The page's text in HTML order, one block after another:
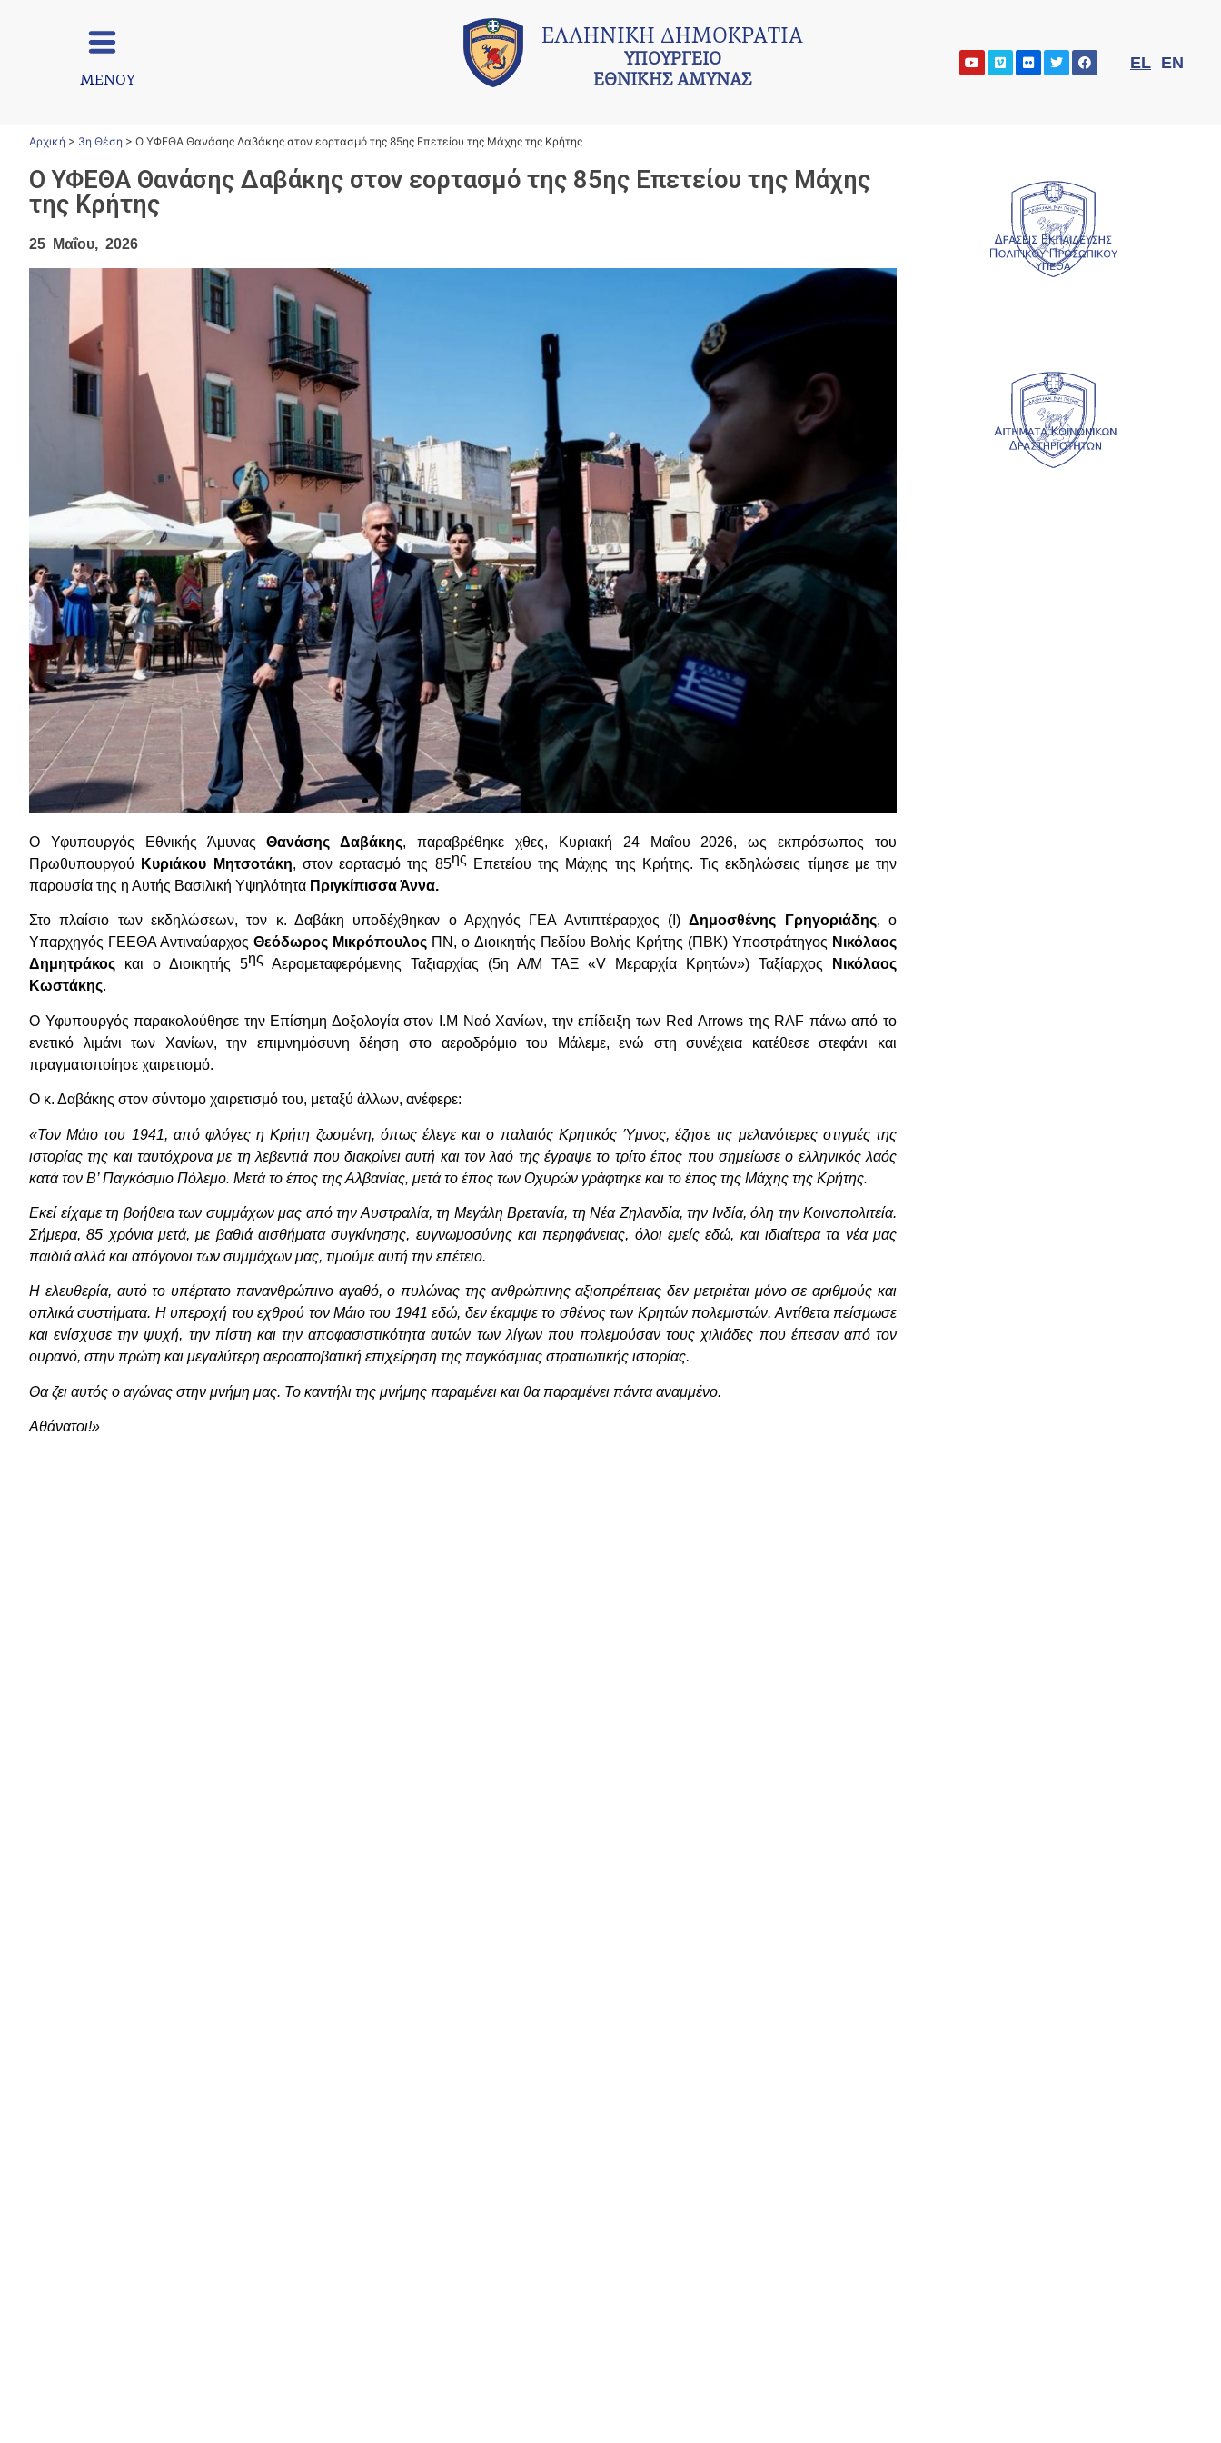
ΜΕΝΟΥ
ΕΛΛΗΝΙΚΗ ΔΗΜΟΚΡΑΤΙΑ
ΥΠΟΥΡΓΕΙΟ
ΕΘΝΙΚΗΣ ΑΜΥΝΑΣ
EL EN
Αρχική > 3η Θέση > Ο ΥΦΕΘΑ Θανάσης Δαβάκης στον εορτασμό της 85ης Επετείου της Μάχης της Κρήτης
Ο ΥΦΕΘΑ Θανάσης Δαβάκης στον εορτασμό της 85ης Επετείου της Μάχης
της Κρήτης
25 Μαΐου, 2026
Ο Υφυπουργός Εθνικής ΆμυναςΘανάσης Δαβάκης, παραβρέθηκε χθες, Κυριακή 24 Μαΐου 2026, ως εκπρόσωπος του
Πρωθυπουργού
Κυριάκου Μητσοτάκη, στον εορτασμό της 85ηςΕπετείου της Μάχης της Κρήτης. Τις εκδηλώσεις τίμησε με την
παρουσία της η Αυτής Βασιλική Υψηλότητα Πριγκίπισσα Άννα.
Στο πλαίσιο των εκδηλώσεων, τον κ. Δαβάκη υποδέχθηκαν ο Αρχηγός ΓΕΑ Αντιπτέραρχος (Ι)Δημοσθένης Γρηγοριάδης, ο
Υπαρχηγός ΓΕΕΘΑ ΑντιναύαρχοςΘεόδωρος Μικρόπουλος ΠΝ, ο Διοικητής Πεδίου Βολής Κρήτης (ΠΒΚ) Υποστράτηγος Νικόλαος
Δημητράκος και ο Διοικητής 5ης Αερομεταφερόμενης Ταξιαρχίας (5η Α/Μ ΤΑΞ «V Μεραρχία Κρητών») Ταξίαρχος
Νικόλαος
Κωστάκης.
Ο Υφυπουργός παρακολούθησε την Επίσημη Δοξολογία στον Ι.Μ Ναό Χανίων, την επίδειξη των Red Arrows της RAF πάνω από το
ενετικό λιμάνι των Χανίων, την επιμνημόσυνη δέηση στο αεροδρόμιο του Μάλεμε, ενώ στη συνέχεια κατέθεσε στεφάνι και
πραγματοποίησε χαιρετισμό.
Ο κ. Δαβάκης στον σύντομο χαιρετισμό του, μεταξύ άλλων, ανέφερε:
«Τον Μάιο του 1941, από φλόγες η Κρήτη ζωσμένη, όπως έλεγε και ο παλαιός Κρητικός Ύμνος, έζησε τις μελανότερες στιγμές της
ιστορίας της και ταυτόχρονα με τη λεβεντιά που διακρίνει αυτή και τον λαό της έγραψε το τρίτο έπος που σημείωσε ο ελληνικός λαός
κατά τον Β’ Παγκόσμιο Πόλεμο. Μετά το έπος της Αλβανίας, μετά το έπος των Οχυρών γράφτηκε και το έπος της Μάχης της Κρήτης.
Εκεί είχαμε τη βοήθεια των συμμάχων μας από την Αυστραλία, τη Μεγάλη Βρετανία, τη Νέα Ζηλανδία, την Ινδία, όλη την Κοινοπολιτεία.
Σήμερα, 85 χρόνια μετά, με βαθιά αισθήματα συγκίνησης, ευγνωμοσύνης και περηφάνειας, όλοι εμείς εδώ, και ιδιαίτερα τα νέα μας
παιδιά αλλά και απόγονοι των συμμάχων μας, τιμούμε αυτή την επέτειο.
Η ελευθερία, αυτό το υπέρτατο πανανθρώπινο αγαθό, ο πυλώνας της ανθρώπινης αξιοπρέπειας δεν μετριέται μόνο σε αριθμούς και
οπλικά συστήματα. Η υπεροχή του εχθρού τον Μάιο του 1941 εδώ, δεν έκαμψε το σθένος των Κρητών πολεμιστών. Αντίθετα πείσμωσε
και ενίσχυσε την ψυχή, την πίστη και την αποφασιστικότητα αυτών των λίγων που πολεμούσαν τους χιλιάδες που έπεσαν από τον
ουρανό, στην πρώτη και μεγαλύτερη αεροαποβατική επιχείρηση της παγκόσμιας στρατιωτικής ιστορίας.
Θα ζει αυτός ο αγώνας στην μνήμη μας. Το καντήλι της μνήμης παραμένει και θα παραμένει πάντα αναμμένο.
Αθάνατοι!»